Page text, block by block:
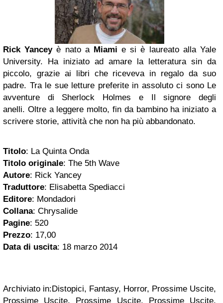
Rick Yanceyè nato a Miami e si è laureato alla Yale
University. Ha iniziato ad amare la letteratura sin da
piccolo, grazie ai libri che riceveva in regalo da suo
padre. Tra le sue letture preferite in assoluto ci sono Le
avventure di Sherlock Holmes e Il signore degli
anelli. Oltre a leggere molto, fin da bambino ha iniziato a
scrivere storie, attività che non ha più abbandonato.
Titolo: La Quinta Onda
Titolo originale: The 5th Wave
Autore: Rick Yancey
Traduttore: Elisabetta Spediacci
Editore: Mondadori
Collana: Chrysalide
Pagine: 520
Prezzo: 17,00
Data di uscita: 18 marzo 2014
Archiviato in:Distopici, Fantasy, Horror, Prossime Uscite,
Prossime Uscite, Prossime Uscite, Prossime Uscite,